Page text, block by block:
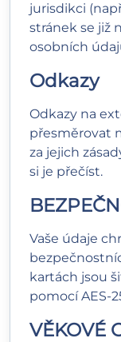
jurisdikci
stránek se již
osobních
Odkazy
Odkazy na
přesměrovat
za jejich
si je přečíst.
Vaše údaje
kartách jsou
pomocí AES-
VĚKOVÉ